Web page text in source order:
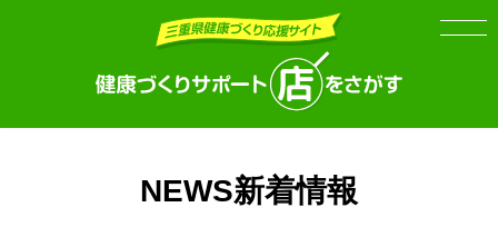
NEWS新着情報